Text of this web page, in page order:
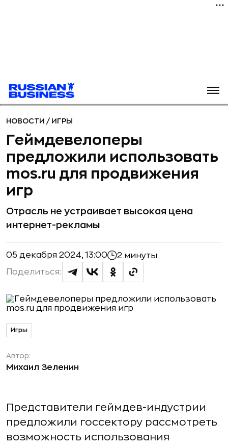
НОВОСТИ / ИГРЫ
Геймдевелоперы
предложили использовать
mos.ru для продвижения
игр
Отрасль не устраивает высокая цена
интернет-рекламы
05 декабря 2024, 13:00 2 минуты
Поделиться:
Игры
Автор:
Михаил Зеленин
Представители геймдев-индустрии
предложили госсектору рассмотреть
возможность использования